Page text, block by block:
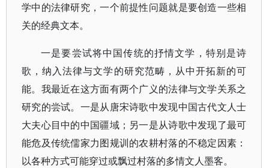
学中的法律研究，一个前提性问题就是要创造一些相
关的经典文本。
一是要尝试将中国传统的抒情文学，特别是诗
歌，纳入法律与文学的研究范畴，从中开拓新的可
能。我最近在这方面有两个广义的法律与文学关系之
研究的尝试。一是从唐宋诗歌中发现中国古代文人士
大夫心目中的中国疆域；另一是从诗歌中发现了最可
能危及传统儒家力图规训的农耕村落的不稳定因素：
以各种方式可能穿过或飘过村落的多情文人墨客。